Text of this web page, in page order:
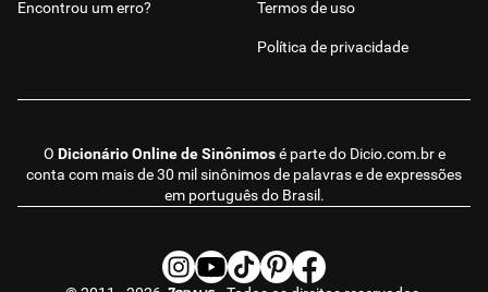
O Dicionário Online de Sinônimosé parte do Dicio.com.bre
conta com mais de 30 mil sinônimos de palavras e de expressões
em português do Brasil.
Encontrou um erro? Termos de uso
Política de privacidade